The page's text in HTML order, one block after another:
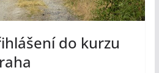
do kurzu